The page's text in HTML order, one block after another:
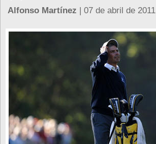
Alfonso Martínez | 07 de abril de 2011